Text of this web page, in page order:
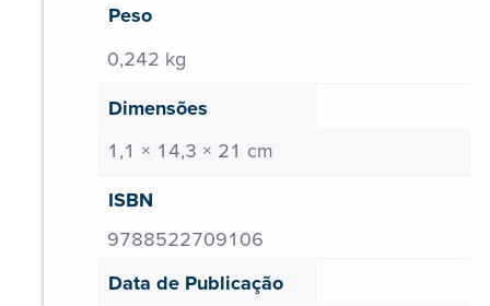
Peso
0,242 kg
Dimensões
1,1 × 14,3 × 21 cm
ISBN
9788522709106
Data de Publicação